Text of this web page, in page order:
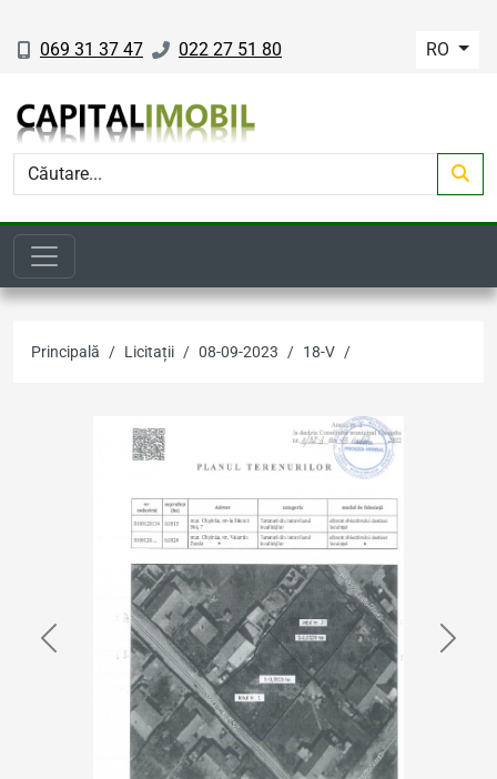
069 31 37 47 022 27 51 80 RO
Principală Licitații 08-09-2023 18-V
Previous Next